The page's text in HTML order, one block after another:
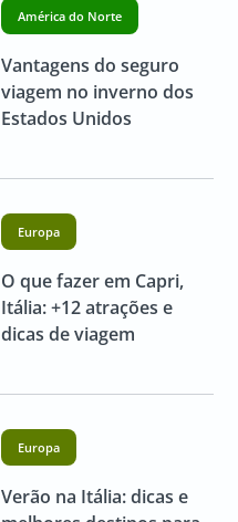
América do Norte
Vantagens do seguro
viagem no inverno dos
Estados Unidos
Europa
O que fazer em Capri,
Itália: +12 atrações e
dicas de viagem
Europa
Verão na Itália: dicas e